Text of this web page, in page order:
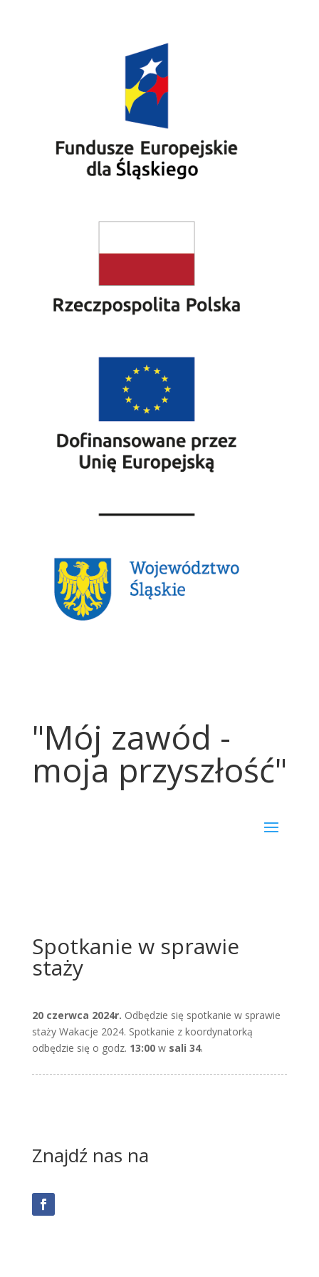
"Mój zawód -
moja przyszłość"
Spotkanie w sprawie
staży
20 czerwca 2024r. Odbędzie się spotkanie w sprawie
staży Wakacje 2024. Spotkanie z koordynatorką
odbędzie się o godz. 13:00w sali 34.
Znajdź nas na